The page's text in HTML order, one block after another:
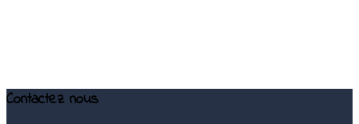
Contactez nous